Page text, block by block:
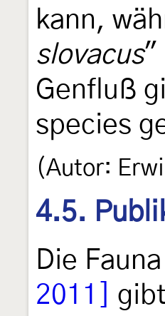
kann,
slovacus"
Genfluß
species
(Autor:
4.5.
Die
2011]